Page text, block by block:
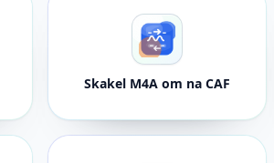
Skakel M4A om na CAF